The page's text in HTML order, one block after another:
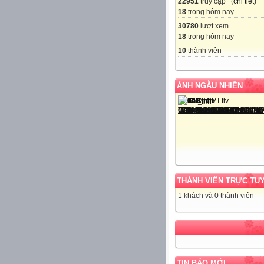
18 trong hôm nay
30780 lượt xem
18 trong hôm nay
10 thành viên
ẢNH NGẪU NHIÊN
THÀNH VIÊN TRỰC
1 khách và 0 thành viên